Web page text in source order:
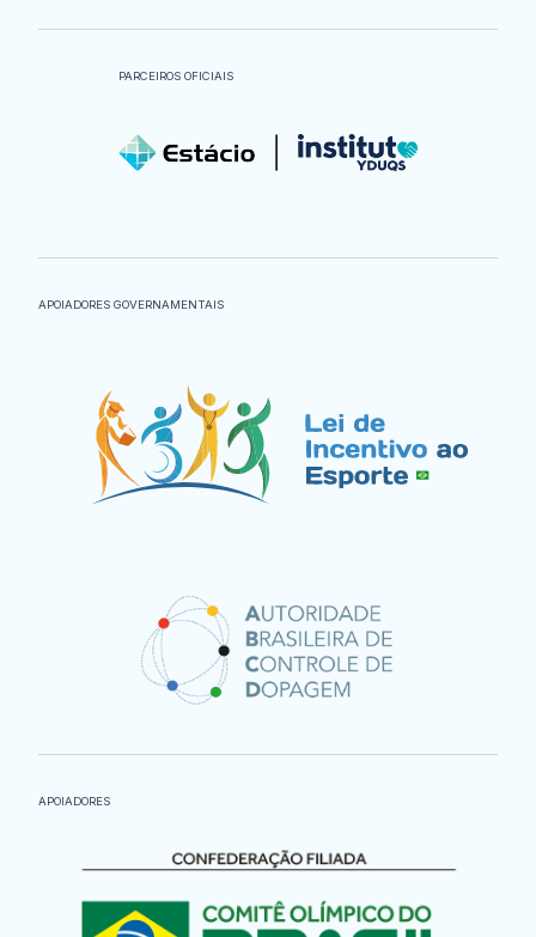
PARCEIROS OFICIAIS
APOIADORES GOVERNAMENTAIS
APOIADORES